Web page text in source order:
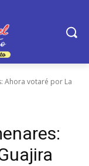
Ahora votaré por La